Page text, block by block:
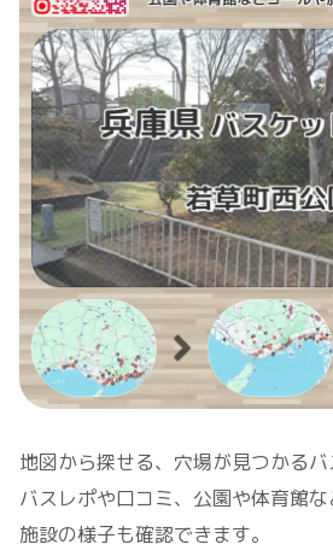
地図から探せる、穴場が見つかるバ
バスレポや口コミ、公園や体育館
施設の様子も確認できます。